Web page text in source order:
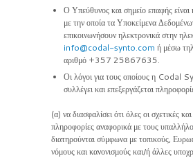
Ο Υπεύθυνος και σημείο επαφής
με την οποία τα Υποκείμενα
επικοινωνήσουν ηλεκτρονικά στην
info@codal-synto.com ή μέσω
αριθμό +357 25867635.
Οι λόγοι για τους οποίους η Codal
συλλέγει και επεξεργάζεται
(α) να διασφαλίσει ότι όλες οι σχετικές
πληροφορίες αναφορικά με τους
διατηρούνται σύμφωνα με τοπικούς,
νόμους και κανονισμούς και/ή άλλες